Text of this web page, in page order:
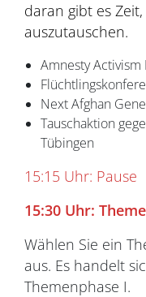
daran gibt es
auszutauschen.
Amnesty Activism
Next Afghan
Tauschaktion
Tübingen
15:15 Uhr: Pause
15:30 Uhr:
Wählen Sie ein
aus. Es handelt
Themenphase I.